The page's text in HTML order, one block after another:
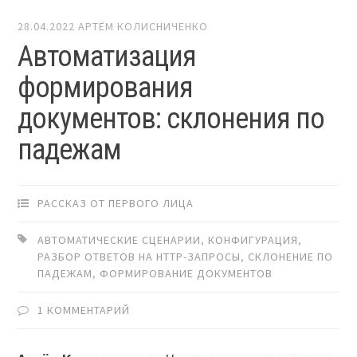
28.04.2022 АРТЁМ КОЛИСНИЧЕНКО
Автоматизация
формирования
документов: склонения по
падежам
РАССКАЗ ОТ ПЕРВОГО ЛИЦА
АВТОМАТИЧЕСКИЕ СЦЕНАРИИ, КОНФИГУРАЦИЯ,
РАЗБОР ОТВЕТОВ НА HTTP-ЗАПРОСЫ, СКЛОНЕНИЕ ПО
ПАДЕЖАМ, ФОРМИРОВАНИЕ ДОКУМЕНТОВ
1 КОММЕНТАРИЙ